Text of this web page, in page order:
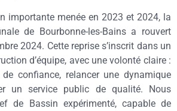
importante menée en 2023 et 2024, la
de Bourbonne-les-Bains a rouvert
2024. Cette reprise s’inscrit dans un
d’équipe, avec une volonté claire :
confiance, relancer une dynamique
un service public de qualité. Nous
de Bassin expérimenté, capable de